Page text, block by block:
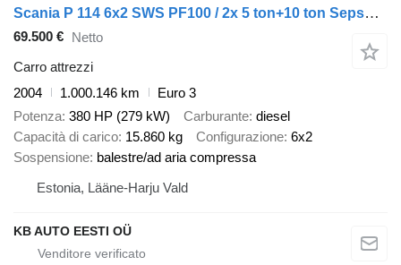
Scania P 114 6x2 SWS PF100 / 2x 5 ton+10 ton Sepson winch / crane FASSI
69.500 € Netto
Carro attrezzi
2004
1.000.146 km
Euro 3
Potenza 380 HP (279 kW) Carburante diesel
Capacità di carico 15.860 kg Configurazione 6x2
Sospensione balestre/ad aria compressa
Estonia, Lääne-Harju Vald
KB AUTO EESTI OÜ